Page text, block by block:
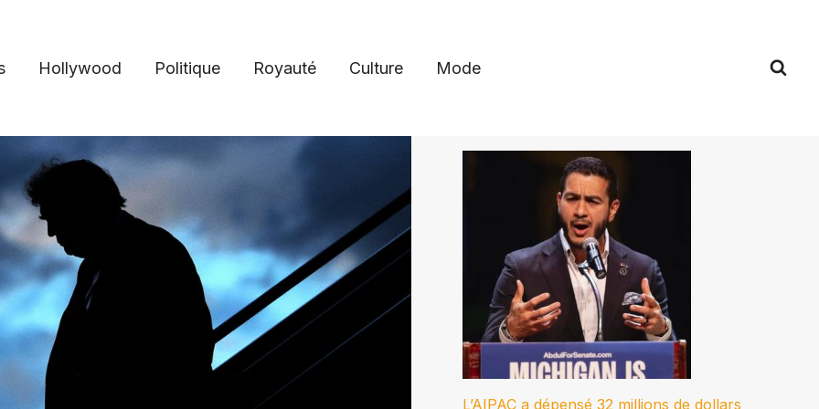
Hollywood Politique Royauté Culture Mode
L’AIPAC a dépensé 32 millions de dollars